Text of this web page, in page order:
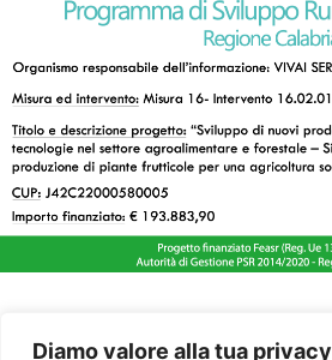
Diamo valore alla tua privacy